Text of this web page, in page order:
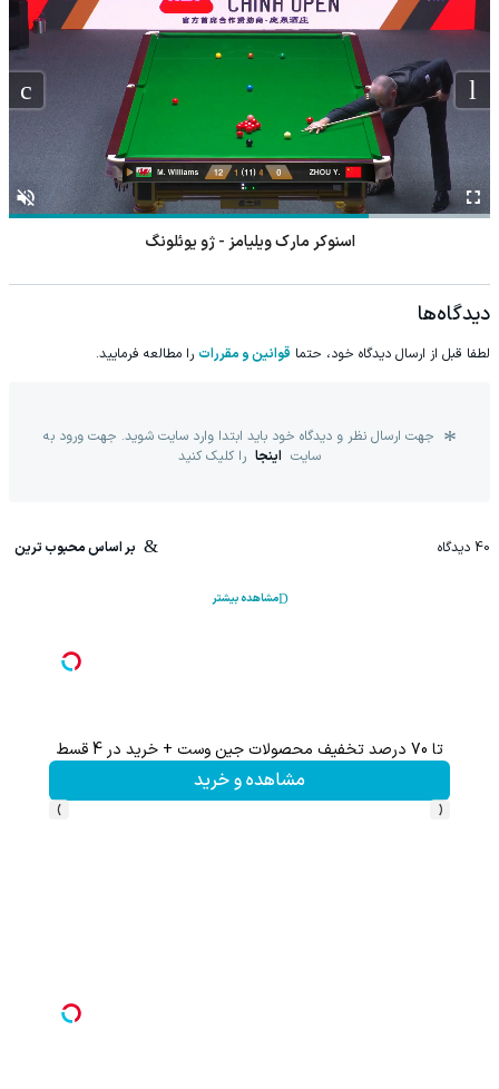
اسنوکر مارک ویلیامز - ژو یوئلونگ
دیدگاه‌ها
لطفا قبل از ارسال دیدگاه خود، حتما قوانین و مقررات را مطالعه فرمایید.
جهت ارسال نظر و دیدگاه خود باید ابتدا وارد سایت شوید. جهت ورود به
سایت اینجا را کلیک کنید
40 دیدگاه بر اساس محبوب ترین
مشاهده بیشتر
تا 70 درصد تخفیف محصولات جین وست + خرید در 4 قسط
مشاهده و خرید
‹
›